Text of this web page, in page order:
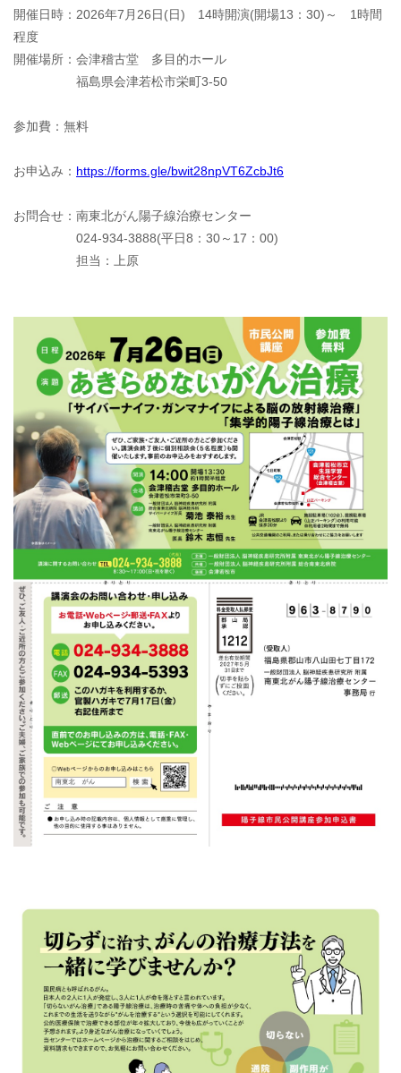
開催日時：2026年7月26日(日)　14時開演(開場13：30)～　1時間
程度
開催場所：会津稽古堂　多目的ホール
福島県会津若松市栄町3-50
参加費：無料
お申込み： https://forms.gle/bwit28npVT6ZcbJt6
お問合せ：南東北がん陽子線治療センター
024-934-3888(平日8：30～17：00)
担当：上原